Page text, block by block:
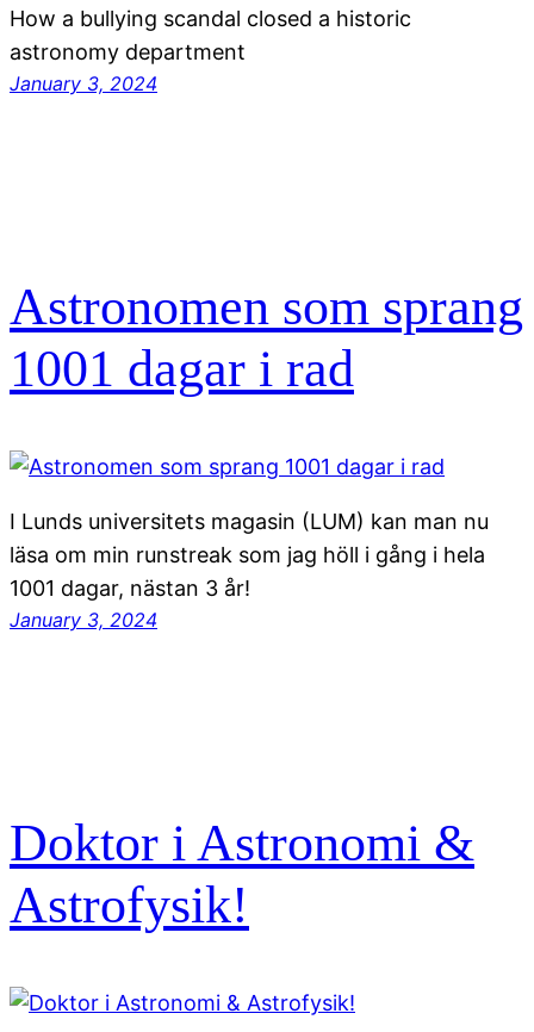
How a bullying scandal closed a historic
astronomy department
January 3, 2024
Astronomen som sprang
1001 dagar i rad
I Lunds universitets magasin (LUM) kan man nu
läsa om min runstreak som jag höll i gång i hela
1001 dagar, nästan 3 år!
January 3, 2024
Doktor i Astronomi &
Astrofysik!